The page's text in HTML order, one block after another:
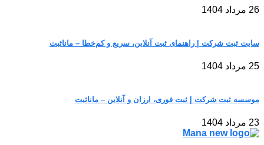
26 مرداد 1404
سایت ثبت شرکت | راهنمای ثبت آنلاین، سریع و کم‌خطا – مانا‌ثبت
25 مرداد 1404
موسسه ثبت شرکت | ثبت فوری، ارزان و آنلاین – مانا‌ثبت
23 مرداد 1404